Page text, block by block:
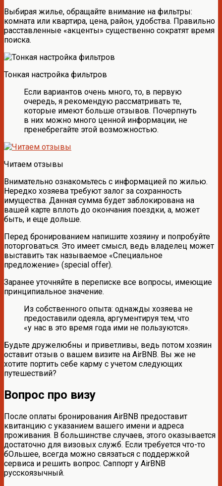
Выбирая жилье, обращайте внимание на фильтры:
комната или квартира, цена, район, удобства. Правильно
расставленные «акценты» существенно сократят время
поиска.
Тонкая настройка фильтров
Если вариантов очень много, то, в первую
очередь, я рекомендую рассматривать те,
которые имеют больше отзывов. Почерпнуть
в них можно много ценной информации, не
пренебрегайте этой возможностью.
Читаем отзывы
Внимательно ознакомьтесь с информацией по жилью.
Нередко хозяева требуют залог за сохранность
имущества. Данная сумма будет заблокирована на
вашей карте вплоть до окончания поездки, а, может
быть, и еще дольше.
Перед бронированием напишите хозяину и попробуйте
поторговаться. Это имеет смысл, ведь владелец может
выставить так называемое «Специальное
предложение» (special offer).
Заранее уточняйте в переписке все вопросы, имеющие
принципиальное значение.
Из собственного опыта: однажды хозяева не
предоставили одеяла, аргументируя тем, что
«у нас в это время года ими не пользуются».
Будьте дружелюбны и приветливы, ведь потом хозяин
оставит отзыв о вашем визите на AirBNB. Вы же не
хотите портить себе карму с учетом следующих
путешествий?
Вопрос про визу
После оплаты бронирования AirBNB предоставит
квитанцию с указанием вашего имени и адреса
проживания. В большинстве случаев, этого оказывается
достаточно для визовых служб. Если требуется что-то
бОльшее, всегда можно связаться с поддержкой
сервиса и решить вопрос. Саппорт у AirBNB
русскоязычный.